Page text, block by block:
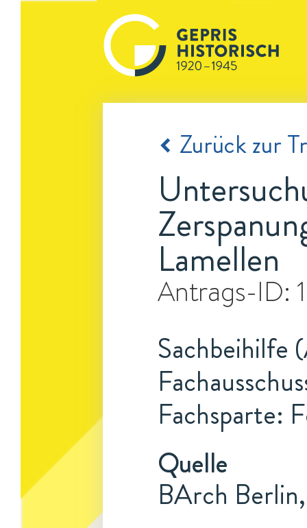
Zurück zur
Lamellen
Antrags-ID:
Sachbeihilfe
Fachsparte:
Quelle
BArch